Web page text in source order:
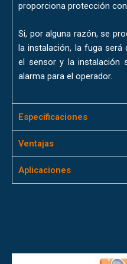
proporciona protección
Si, por alguna razón, se
la instalación, la fuga
el sensor y la instalación
alarma para el operador.
Especificaciones
Ventajas
Aplicaciones